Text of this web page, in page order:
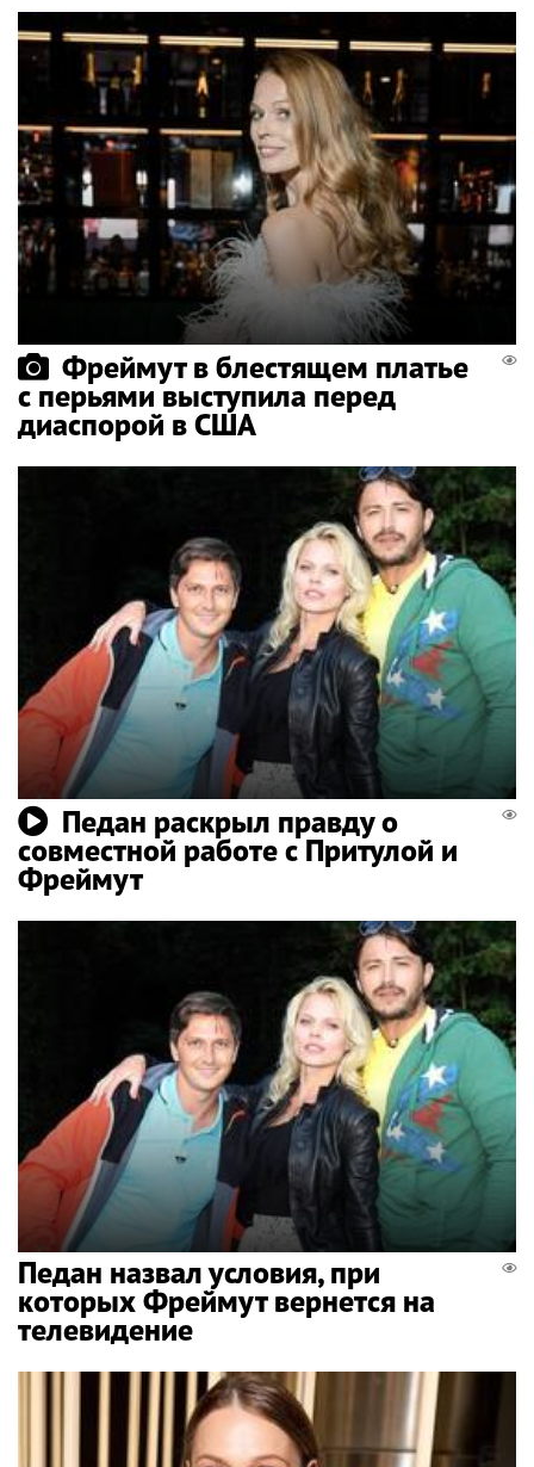
Фреймут в блестящем платье
с перьями выступила перед
диаспорой в США
Педан раскрыл правду о
совместной работе с Притулой и
Фреймут
Педан назвал условия, при
которых Фреймут вернется на
телевидение